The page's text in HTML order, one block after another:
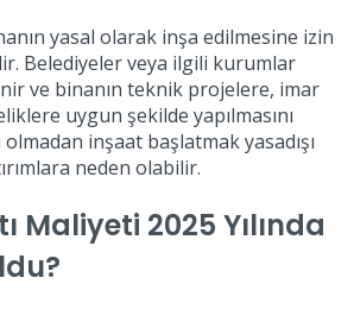
yasal olarak inşa edilmesine izin
Belediyeler veya ilgili kurumlar
ve binanın teknik projelere, imar
uygun şekilde yapılmasını
olmadan inşaat başlatmak yasadışı
neden olabilir.
Maliyeti 2025 Yılında